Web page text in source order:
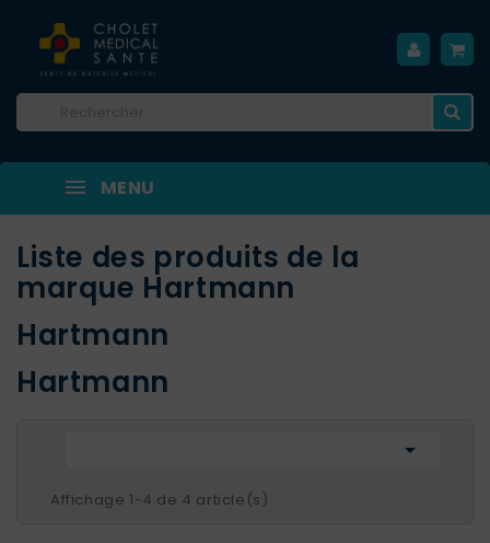
MENU
Liste des produits de la
marque Hartmann
Hartmann
Hartmann

Affichage 1-4 de 4 article(s)